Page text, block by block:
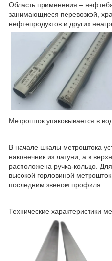
Область применения –
занимающиеся перевозкой,
нефтепродуктов и других
Метрошток упаковывается в
В начале шкалы метроштока
наконечник из латуни, а в
расположена ручка-кольцо.
высокой горловиной
последним звеном профиля.
Технические характеристики